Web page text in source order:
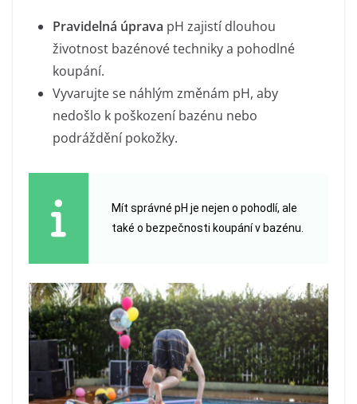
Pravidelná úprava pH zajistí dlouhou
životnost bazénové techniky a pohodlné
koupání.
Vyvarujte se náhlým změnám pH, aby
nedošlo k poškození bazénu nebo
podráždění pokožky.
Mít správné pH je nejen o pohodlí, ale
také o bezpečnosti koupání v bazénu.